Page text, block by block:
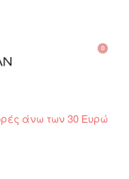
0
άνω των 30 Ευρώ